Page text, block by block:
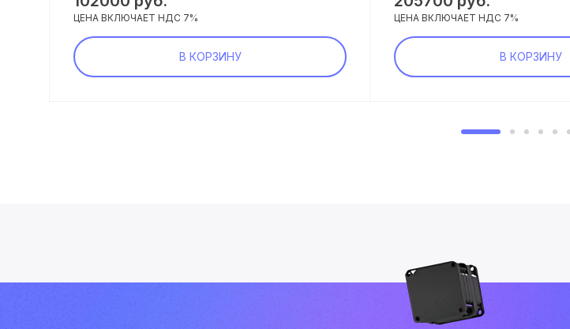
ЦЕНА ВКЛЮЧАЕТ НДС 7%
В КОРЗИНУ
ЦЕНА ВКЛЮЧАЕТ НДС 7%
В КОРЗИНУ